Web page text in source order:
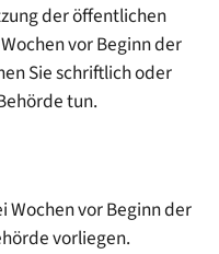
der öffentlichen
vor Beginn der
Sie schriftlich oder
tun.
Wochen vor Beginn der
vorliegen.